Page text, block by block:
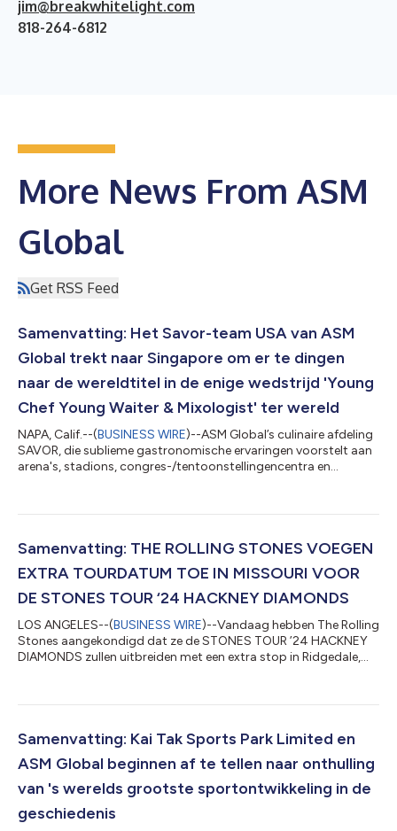
jim@breakwhitelight.com
818-264-6812
More News From ASM
Global
Get RSS Feed
Samenvatting: Het Savor-team USA van ASM
Global trekt naar Singapore om er te dingen
naar de wereldtitel in de enige wedstrijd 'Young
Chef Young Waiter & Mixologist' ter wereld
NAPA, Calif.--(BUSINESS WIRE)--ASM Global’s culinaire afdeling
SAVOR, die sublieme gastronomische ervaringen voorstelt aan
arena's, stadions, congres-/tentoonstellingencentra en
winnaars bekendgemaakt van de Amerikaanse ronde van de
gastronomie en catering. Thomas Mendel, chef-kok bij Hamel
Winery, Jaclyn Bisantz, serveerster...
Samenvatting: THE ROLLING STONES VOEGEN
EXTRA TOURDATUM TOE IN MISSOURI VOOR
DE STONES TOUR ‘24 HACKNEY DIAMONDS
LOS ANGELES--(BUSINESS WIRE)--Vandaag hebben The Rolling
Stones aangekondigd dat ze de STONES TOUR ’24 HACKNEY
DIAMONDS zullen uitbreiden met een extra stop in Ridgedale,
Voor ticketinformatie kunt u terecht op
begonnen aan hun langverwachte tournee in Houston, Texas en
hebben hun legendarische show naar st...
Samenvatting: Kai Tak Sports Park Limited en
ASM Global beginnen af te tellen naar onthulling
van 's werelds grootste sportontwikkeling in de
geschiedenis